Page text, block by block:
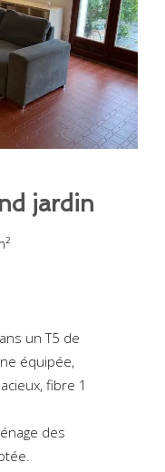
jardin
un T5 de
équipée,
fibre 1
des